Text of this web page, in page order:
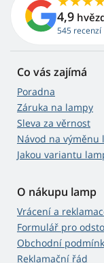
4,9
545 recenzí
Co vás zajímá
Poradna
Záruka na lampy
Sleva za věrnost
Návod na výměnu
Jakou variantu
O nákupu lamp
Vrácení a
Formulář pro
Obchodní
Reklamační řád